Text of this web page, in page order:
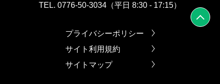
TEL. 0776-50-3034（平日 8:30 - 17:15）
プライバシーポリシー
サイト利用規約
サイトマップ